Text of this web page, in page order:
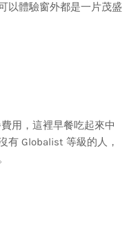
體驗窗外都是一片茂盛
用，這裡早餐吃起來中
有 Globalist 等級的人，